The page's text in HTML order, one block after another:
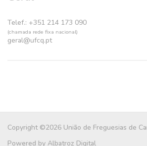
Telef.: +351 214 173 090
(chamada rede fixa nacional)
geral@ufcq.pt
Copyright ©2026 União de Freguesias de
Powered by Albatroz Digital